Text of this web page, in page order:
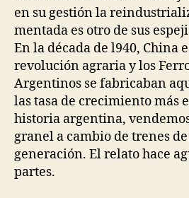
en su gestión la
mentada es otro de sus
En la década de l940, China
revolución agraria y los
Argentinos se fabricaban
las tasa de crecimiento más
historia argentina,
granel a cambio de trenes
generación. El relato hace
partes.